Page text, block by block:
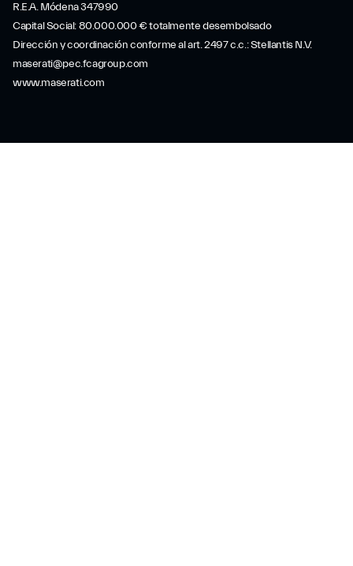
R.E.A. Módena 347990
Capital Social: 80.000.000 € totalmente desembolsado
Dirección y coordinación conforme al art. 2497 c.c.: Stellantis N.V.
maserati@pec.fcagroup.com
www.maserati.com